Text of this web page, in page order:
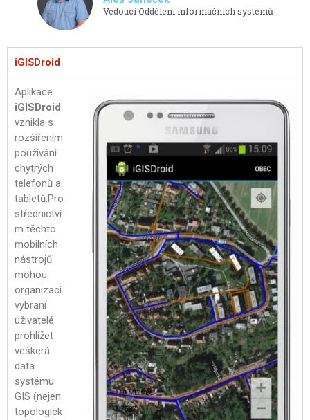
Vedoucí Oddělení informačních systémů
iGISDroid
Aplikace
iGISDroid
vznikla s
rozšířením
používání
chytrých
telefonů a
tabletů.Pro
střednictví
m těchto
mobilních
nástrojů
mohou
organizací
vybraní
uživatelé
prohlížet
veškerá
data
systému
GIS (nejen
topologick